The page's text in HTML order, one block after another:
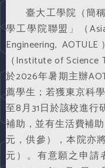
臺大工學院（簡稱
學工學院聯盟」（
Engineering,
（Institute of
於2026年暑期主辦
薦學生；若獲東京科
至8月31日於該校進
補助，並有生活費補
元，供參），本院亦
元）。有意願之申請